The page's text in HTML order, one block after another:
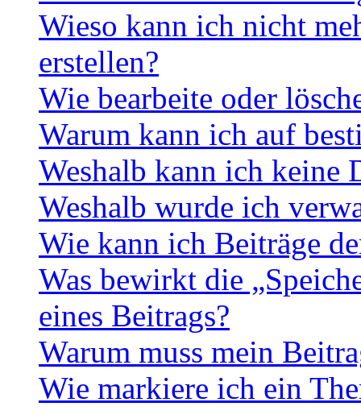
Wieso kann ich nicht
erstellen?
Wie bearbeite oder
Warum kann ich auf
Weshalb kann ich keine
Weshalb wurde ich
Wie kann ich Beiträge
Was bewirkt die
eines Beitrags?
Warum muss mein
Wie markiere ich ein